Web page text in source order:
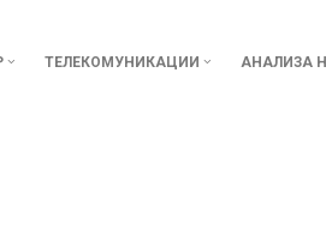
ТЕЛЕКОМУНИКАЦИИ АНАЛИЗА